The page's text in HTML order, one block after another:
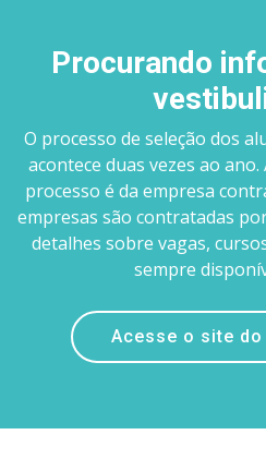
Procurando
O processo de seleção dos
acontece duas vezes ao
processo é da empresa
empresas são contratadas
detalhes sobre vagas,
sempre
Acesse o site